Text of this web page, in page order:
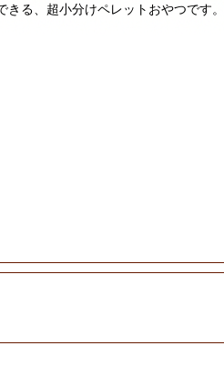
る、超小分けペレットおやつです。